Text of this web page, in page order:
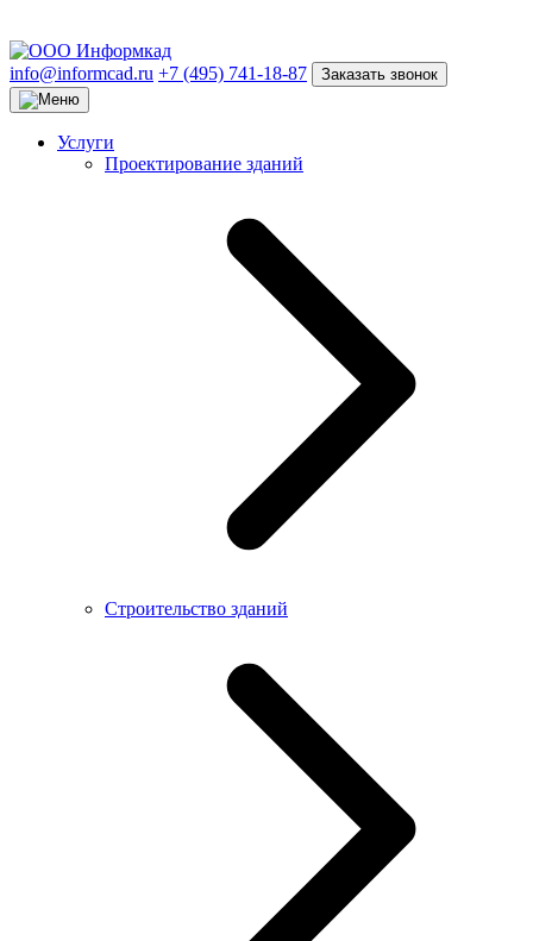
info@informcad.ru +7 (495) 741-18-87 Заказать звонок
Услуги
Проектирование зданий
Строительство зданий